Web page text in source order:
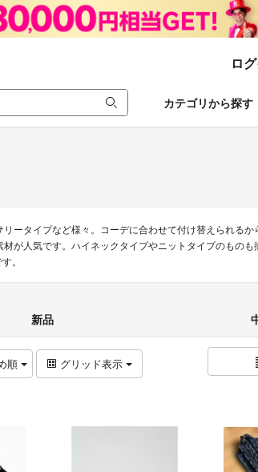
ロ
カテゴリから探す
ータイプなど様々。コーデに合わせて付け替えられるか
が人気です。ハイネックタイプやニットタイプのものも
。
新品
順 グリッド表示